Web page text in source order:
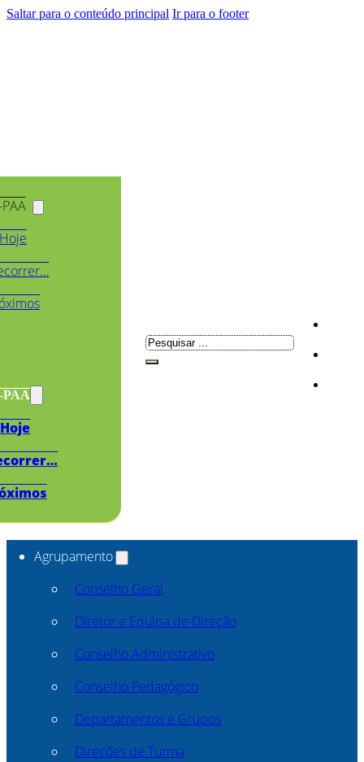
Saltar para o conteúdo principal Ir para o footer
PAA
Hoje
Pesquisar
Agrupamento
Conselho Geral
Diretor e Equipa de Direção
Conselho Administrativo
Conselho Pedagógico
Departamentos e Grupos
Direcões de Turma